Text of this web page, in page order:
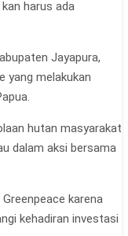
harus ada
Jayapura,
yang melakukan
hutan masyarakat
dalam aksi bersama
karena
kehadiran investasi